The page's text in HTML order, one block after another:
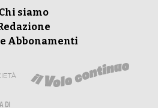
Chi siamo
Abbonamenti